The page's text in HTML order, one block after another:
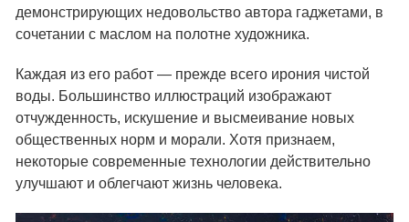
демонстрирующих недовольство автора гаджетами, в
сочетании с маслом на полотне художника.
Каждая из его работ — прежде всего ирония чистой
воды. Большинство иллюстраций изображают
отчужденность, искушение и высмеивание новых
общественных норм и морали. Хотя признаем,
некоторые современные технологии действительно
улучшают и облегчают жизнь человека.